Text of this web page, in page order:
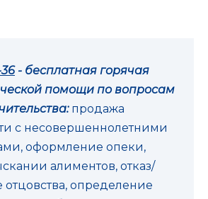
- бесплатная горячая
помощи по вопросам
продажа
с несовершеннолетними
оформление опеки,
алиментов, отказ/
отцовства, определение